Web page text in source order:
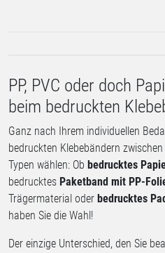
PP, PVC oder doch
beim bedruckten
Ganz nach Ihrem individuellen
bedruckten Klebebändern
Typen wählen: Ob bedrucktes
bedrucktes Paketband mit PP-
Trägermaterial oder bedrucktes
haben Sie die Wahl!
Der einzige Unterschied, den Sie